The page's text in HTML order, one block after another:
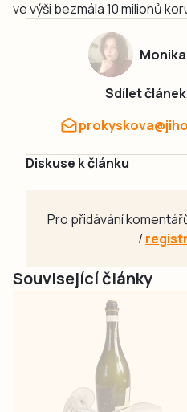
ve výši bezmála 10 milionů
Sdílet
Diskuse k článku
Pro přidávání
/
Související články